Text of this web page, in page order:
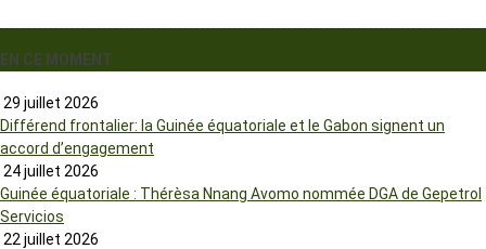
EN CE MOMENT
29 juillet 2026
Différend frontalier: la Guinée équatoriale et le Gabon signent un
accord d’engagement
24 juillet 2026
Guinée équatoriale : Thérèsa Nnang Avomo nommée DGA de Gepetrol
Servicios
22 juillet 2026